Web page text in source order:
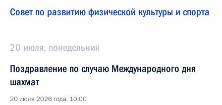
Совет по развитию физической культуры и спорта
20 июля, понедельник
Поздравление по случаю Международного дня
шахмат
20 июля 2026 года, 10:00